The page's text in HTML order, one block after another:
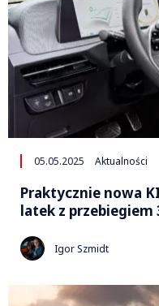
05.05.2025 Aktualności
Praktycznie nowa
latek z
Igor Szmidt